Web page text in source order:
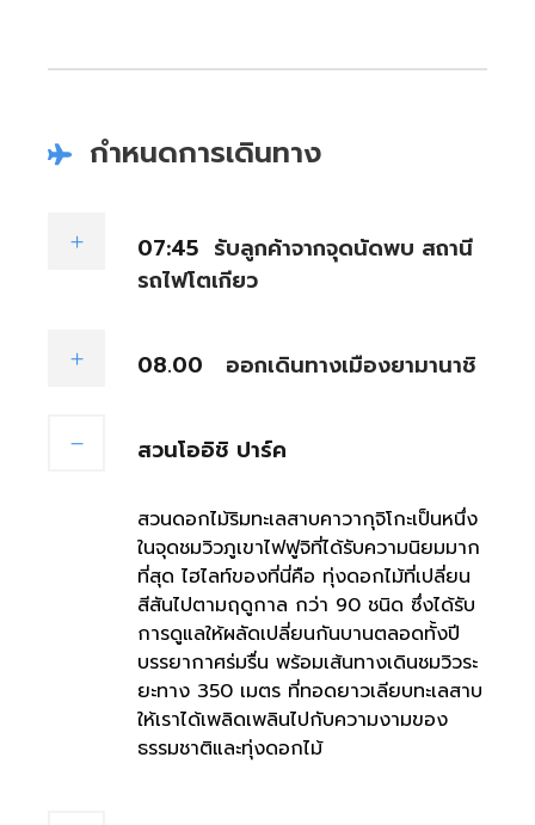
กำหนดการเดินทาง
07:45 รับลูกค้าจากจุดนัดพบ สถานี
รถไฟโตเกียว
08.00 ออกเดินทางเมืองยามานาชิ
สวนโออิชิ ปาร์ค
สวนดอกไม้ริมทะเลสาบคาวากุจิโกะเป็นหนึ่ง
ในจุดชมวิวภูเขาไฟฟูจิที่ได้รับความนิยมมาก
ที่สุด ไฮไลท์ของที่นี่คือ ทุ่งดอกไม้ที่เปลี่ยน
สีสันไปตามฤดูกาล กว่า 90 ชนิด ซึ่งได้รับ
การดูแลให้ผลัดเปลี่ยนกันบานตลอดทั้งปี
บรรยากาศร่มรื่น พร้อมเส้นทางเดินชมวิวระ
ยะทาง 350 เมตร ที่ทอดยาวเลียบทะเลสาบ
ให้เราได้เพลิดเพลินไปกับความงามของ
ธรรมชาติและทุ่งดอกไม้